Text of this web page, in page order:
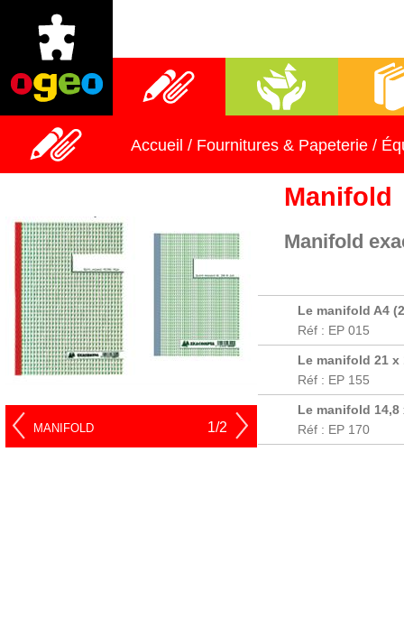
Fournitures scolaires Activités manuelles
Accueil / Fournitures & Papeterie /
Manifold
MANIFOLD 1/2
Manifold
Le manifold A4
Réf : EP 015
Le manifold 21 x
Réf : EP 155
Le manifold
Réf : EP 170